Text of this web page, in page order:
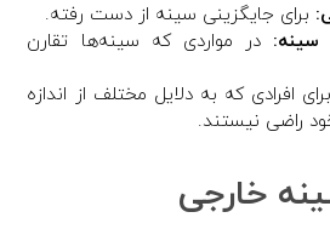
برای جایگزینی سینه از دست رفته.
سینه: در مواردی که سینه‌ها تقارن
برای افرادی که به دلایل مختلف از اندازه
راضی نیستند.
خارجی